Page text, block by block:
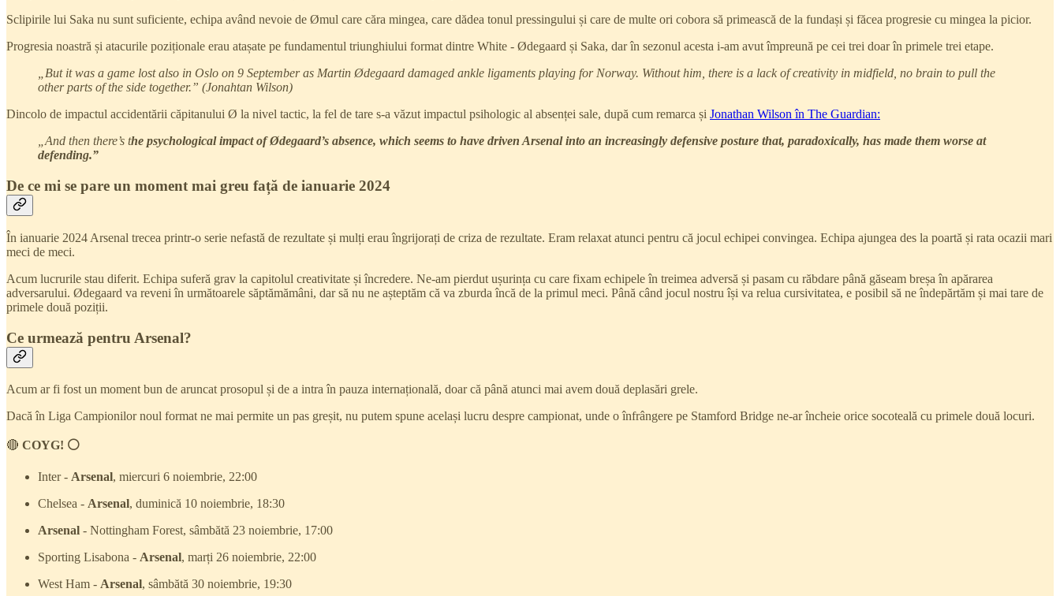
Sclipirile lui Saka nu sunt suficiente, echipa având nevoie de Ømul care căra mingea, care dădea tonul pressingului și care de multe ori cobora să primească de la fundași și făcea progresie cu mingea la picior.
Progresia noastră și atacurile poziționale erau atașate pe fundamentul triunghiului format dintre White - Ødegaard și Saka, dar în sezonul acesta i-am avut împreună pe cei trei doar în primele trei etape.
„But it was a game lost also in Oslo on 9 September as Martin Ødegaard damaged ankle ligaments playing for Norway. Without him, there is a lack of creativity in midfield, no brain to pull the
other parts of the side together.” (Jonahtan Wilson)
Dincolo de impactul accidentării căpitanului Ø la nivel tactic, la fel de tare s-a văzut impactul psihologic al absenței sale, după cum remarca și Jonathan Wilson în The Guardian:
„And then there’s the psychological impact of Ødegaard’s absence, which seems to have driven Arsenal into an increasingly defensive posture that, paradoxically, has made them worse at
defending.”
De ce mi se pare un moment mai greu față de ianuarie 2024
În ianuarie 2024 Arsenal trecea printr-o serie nefastă de rezultate și mulți erau îngrijorați de criza de rezultate. Eram relaxat atunci pentru că jocul echipei convingea. Echipa ajungea des la poartă și rata ocazii mari
meci de meci.
Acum lucrurile stau diferit. Echipa suferă grav la capitolul creativitate și încredere. Ne-am pierdut ușurința cu care fixam echipele în treimea adversă și pasam cu răbdare până găseam breșa în apărarea
adversarului. Ødegaard va reveni în următoarele săptămămâni, dar să nu ne așteptăm că va zburda încă de la primul meci. Până când jocul nostru își va relua cursivitatea, e posibil să ne îndepărtăm și mai tare de
primele două poziții.
Ce urmează pentru Arsenal?
Acum ar fi fost un moment bun de aruncat prosopul și de a intra în pauza internațională, doar că până atunci mai avem două deplasări grele.
Dacă în Liga Campionilor noul format ne mai permite un pas greșit, nu putem spune același lucru despre campionat, unde o înfrângere pe Stamford Bridge ne-ar încheie orice socoteală cu primele două locuri.
🔴 COYG! ⚪
Inter - Arsenal, miercuri 6 noiembrie, 22:00
Chelsea - Arsenal, duminică 10 noiembrie, 18:30
Arsenal - Nottingham Forest, sâmbătă 23 noiembrie, 17:00
Sporting Lisabona - Arsenal, marți 26 noiembrie, 22:00
West Ham - Arsenal, sâmbătă 30 noiembrie, 19:30